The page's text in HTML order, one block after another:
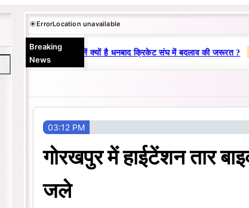
☀️ErrorLocation unavailable
Breaking
News
मनोज-विनय राज : जानें क्यों है धनबाद क्रिकेट संघ में बदलाव की जरूरत ? |
03:12 PM
गोरखपुर में हाईटेंशन तार
जले